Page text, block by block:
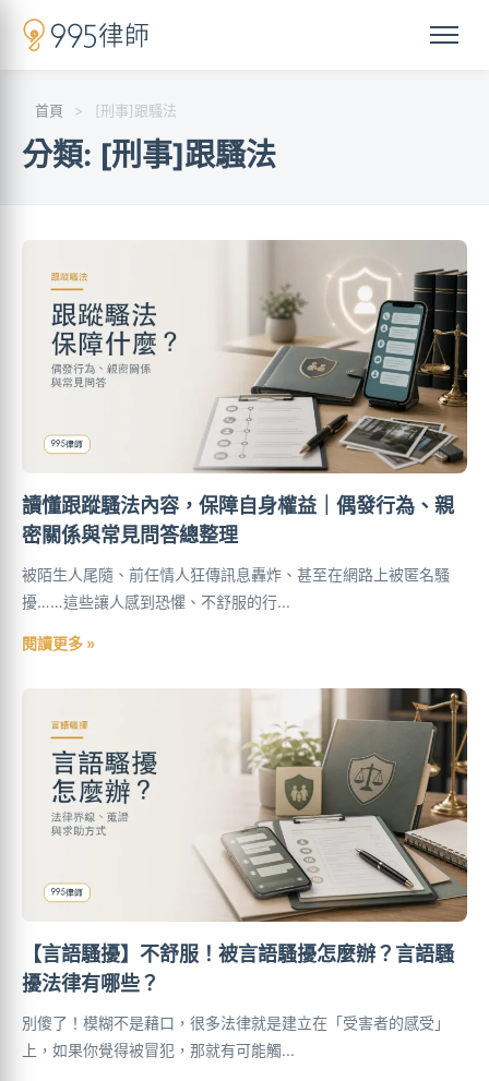
首頁 > [刑事]跟騷法
分類: [刑事]跟騷法
讀懂跟蹤騷法內容，保障自身權益｜偶發行為、親
密關係與常見問答總整理
被陌生人尾隨、前任情人狂傳訊息轟炸、甚至在網路上被匿名騷
擾……這些讓人感到恐懼、不舒服的行...
閱讀更多 »
【言語騷擾】不舒服！被言語騷擾怎麼辦？言語騷
擾法律有哪些？
別傻了！模糊不是藉口，很多法律就是建立在「受害者的感受」
上，如果你覺得被冒犯，那就有可能觸...